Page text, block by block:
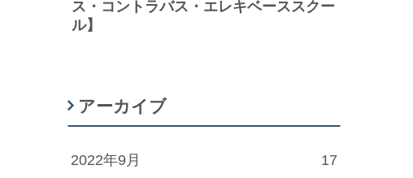
ス・コントラバス・エレキベーススクー
ル】
アーカイブ
2022年9月 17